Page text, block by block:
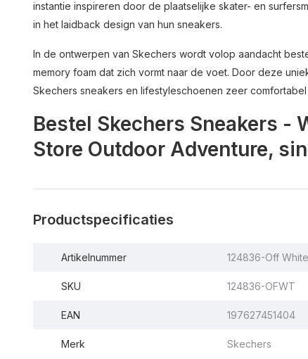
instantie inspireren door de plaatselijke skater- en
in het laidback design van hun sneakers.
In de ontwerpen van Skechers wordt volop aandacht
memory foam dat zich vormt naar de voet. Door deze
Skechers sneakers en lifestyleschoenen zeer
Bestel Skechers Sneakers -
Store Outdoor Adventure,
Productspecificaties
Artikelnummer 124836-Off White
SKU 124836-OFWT
EAN 197627451404
Merk Skechers